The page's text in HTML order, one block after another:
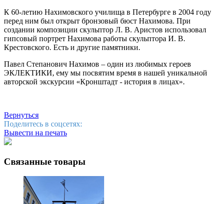
К 60-летию Нахимовского училища в Петербурге в 2004 году
перед ним был открыт бронзовый бюст Нахимова. При
создании композиции скульптор Л. В. Аристов использовал
гипсовый портрет Нахимова работы скульптора И. В.
Крестовского. Есть и другие памятники.
Павел Степанович Нахимов – один из любимых героев
ЭКЛЕКТИКИ, ему мы посвятим время в нашей уникальной
авторской экскурсии «Кронштадт - история в лицах».
Вернуться
Поделитесь в соцсетях:
Вывести на печать
Связанные товары